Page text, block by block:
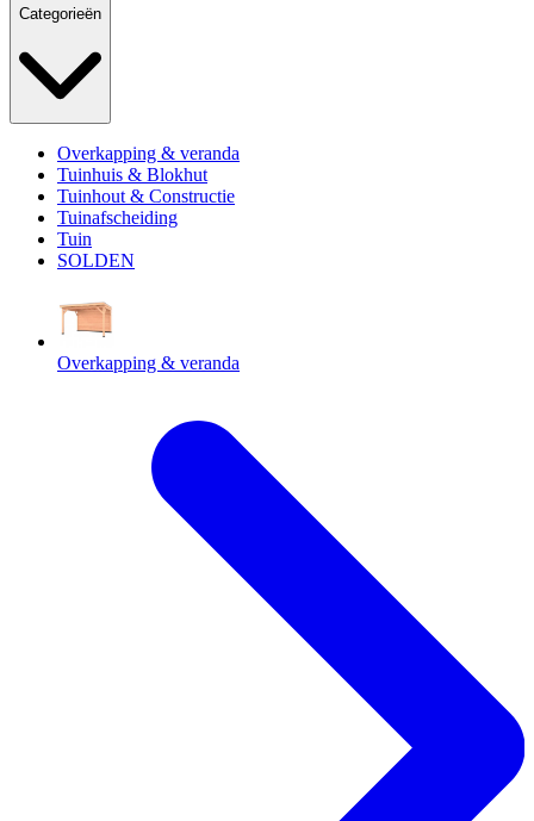
Categorieën
Overkapping & veranda
Tuinhuis & Blokhut
Tuinhout & Constructie
Tuinafscheiding
Tuin
SOLDEN
Overkapping & veranda